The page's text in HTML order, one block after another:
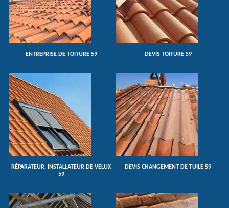
ENTREPRISE DE TOITURE 59 DEVIS TOITURE 59
RÉPARATEUR, INSTALLATEUR DE VELUX
59
DEVIS CHANGEMENT DE TUILE 59